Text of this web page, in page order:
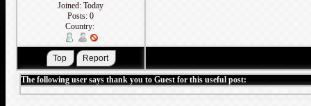
Joined: Today
Posts: 0
Country:
The following user says thank you to Guest for this useful post: